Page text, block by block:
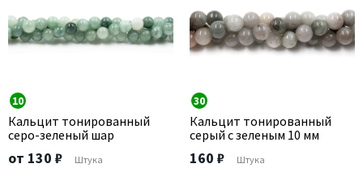
10
Кальцит тонированный
серо-зеленый шар
от 130 ₽ Штука
30
Кальцит тонированный
серый с зеленым 10 мм
160 ₽ Штука